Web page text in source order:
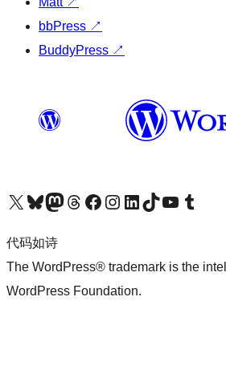
bbPress ↗
BuddyPress ↗
关注我们的 X（原 Twitter）账号访问我们的 Bluesky 账号关注我们的 Mastodon 账号访问我们的 Threads 账号 访问我们的 Facebook 公共主页关注我们的 Instagram 账号 关注我们的 LinkedIn 主页访问我们的 TikTok 账号访问我们的 YouTube 频道 访问我们的 Tumblr 账号
代码如诗
The WordPress® trademark is the
WordPress Foundation.